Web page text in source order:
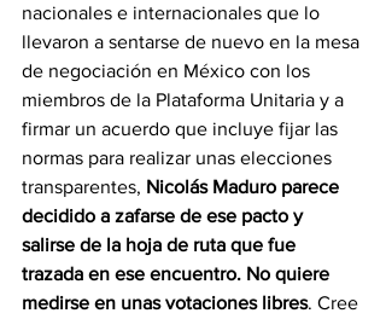
nacionales e internacionales que lo
llevaron a sentarse de nuevo en la mesa
de negociación en México con los
miembros de la Plataforma Unitaria y a
firmar un acuerdo que incluye fijar las
normas para realizar unas elecciones
transparentes, Nicolás Maduro parece
decidido a zafarse de ese pacto y
salirse de la hoja de ruta que fue
trazada en ese encuentro. No quiere
medirse en unas votaciones libres. Cree